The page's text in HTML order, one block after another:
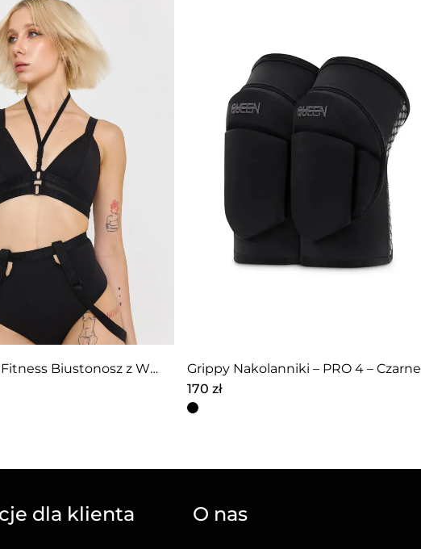
Regulowany Fitness Biustonosz z Wysokim Wsparciem – Czarny
Grippy Nakolanniki – PRO 4 – Czarne
170 zł
Ten
wiele
Opcje
dla klienta O nas